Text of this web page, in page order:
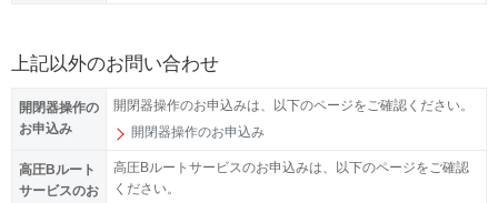
上記以外のお問い合わせ
開閉器操作の
お申込み
開閉器操作のお申込みは、以下のページをご確認ください。
開閉器操作のお申込み
高圧Bルート
サービスのお
高圧Bルートサービスのお申込みは、以下のページをご確認
ください。